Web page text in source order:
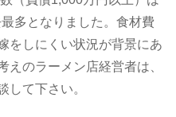
多となりました。食材費
をしにくい状況が背景にあ
えのラーメン店経営者は、
して下さい。